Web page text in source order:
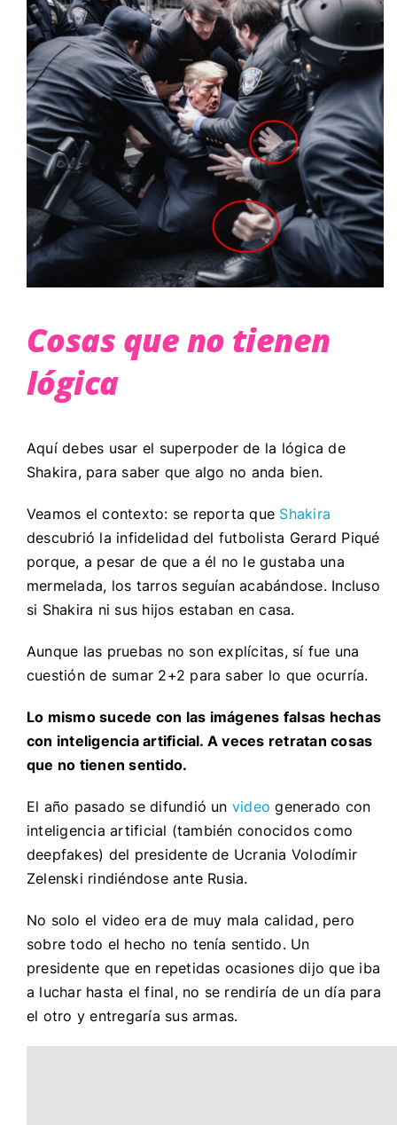
Cosas que no tienen
lógica
Aquí debes usar el superpoder de la lógica de
Shakira, para saber que algo no anda bien.
Veamos el contexto: se reporta que Shakira
descubrió la infidelidad del futbolista Gerard Piqué
porque, a pesar de que a él no le gustaba una
mermelada, los tarros seguían acabándose. Incluso
si Shakira ni sus hijos estaban en casa.
Aunque las pruebas no son explícitas, sí fue una
cuestión de sumar 2+2 para saber lo que ocurría.
Lo mismo sucede con las imágenes falsas hechas
con inteligencia artificial. A veces retratan cosas
que no tienen sentido.
El año pasado se difundió un video generado con
inteligencia artificial (también conocidos como
deepfakes) del presidente de Ucrania Volodímir
Zelenski rindiéndose ante Rusia.
No solo el video era de muy mala calidad, pero
sobre todo el hecho no tenía sentido. Un
presidente que en repetidas ocasiones dijo que iba
a luchar hasta el final, no se rendiría de un día para
el otro y entregaría sus armas.